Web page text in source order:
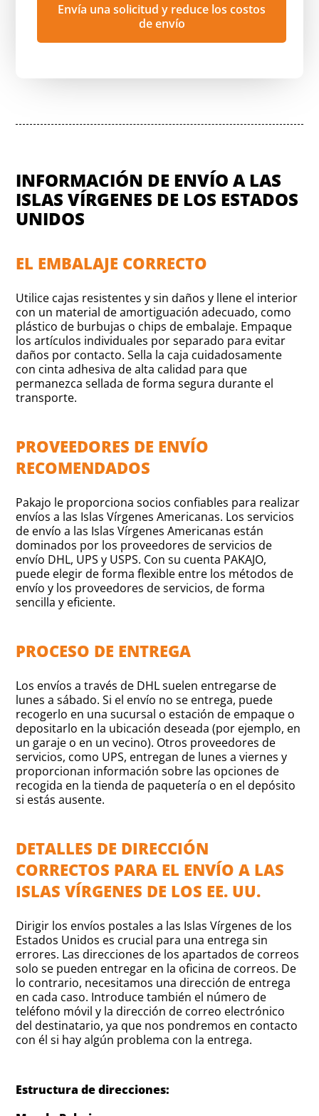
Envía una solicitud y reduce los costos
de envío
INFORMACIÓN DE ENVÍO A LAS
ISLAS VÍRGENES DE LOS ESTADOS
UNIDOS
EL EMBALAJE CORRECTO
Utilice cajas resistentes y sin daños y llene el interior
con un material de amortiguación adecuado, como
plástico de burbujas o chips de embalaje. Empaque
los artículos individuales por separado para evitar
daños por contacto. Sella la caja cuidadosamente
con cinta adhesiva de alta calidad para que
permanezca sellada de forma segura durante el
transporte.
PROVEEDORES DE ENVÍO
RECOMENDADOS
Pakajo le proporciona socios confiables para realizar
envíos a las Islas Vírgenes Americanas. Los servicios
de envío a las Islas Vírgenes Americanas están
dominados por los proveedores de servicios de
envío DHL, UPS y USPS. Con su cuenta PAKAJO,
puede elegir de forma flexible entre los métodos de
envío y los proveedores de servicios, de forma
sencilla y eficiente.
PROCESO DE ENTREGA
Los envíos a través de DHL suelen entregarse de
lunes a sábado. Si el envío no se entrega, puede
recogerlo en una sucursal o estación de empaque o
depositarlo en la ubicación deseada (por ejemplo, en
un garaje o en un vecino). Otros proveedores de
servicios, como UPS, entregan de lunes a viernes y
proporcionan información sobre las opciones de
recogida en la tienda de paquetería o en el depósito
si estás ausente.
DETALLES DE DIRECCIÓN
CORRECTOS PARA EL ENVÍO A LAS
ISLAS VÍRGENES DE LOS EE. UU.
Dirigir los envíos postales a las Islas Vírgenes de los
Estados Unidos es crucial para una entrega sin
errores. Las direcciones de los apartados de correos
solo se pueden entregar en la oficina de correos. De
lo contrario, necesitamos una dirección de entrega
en cada caso. Introduce también el número de
teléfono móvil y la dirección de correo electrónico
del destinatario, ya que nos pondremos en contacto
con él si hay algún problema con la entrega.
Estructura de direcciones: